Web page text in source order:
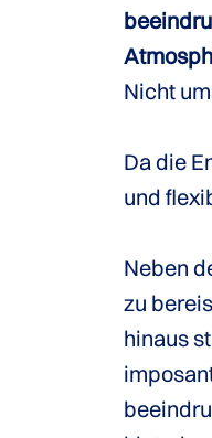
Nicht
Da die
und
Neben
zu
hinaus